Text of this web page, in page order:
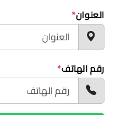
العنوان*
رقم الهاتف*